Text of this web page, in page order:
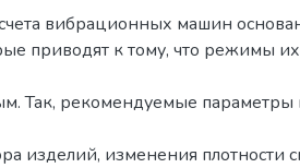
вибрационных машин
приводят к тому, что режимы
Так, рекомендуемые
изделий, изменения плотности